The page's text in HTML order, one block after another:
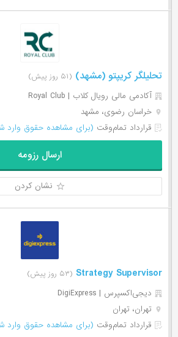
تحلیلگر کریپتو (مشهد) (۵۱ روز پیش)
آکادمی مالی رویال کلاب | Royal Club
خراسان رضوی، مشهد
قرارداد تمام‌وقت (برای مشاهده حقوق وارد
ارسال رزومه
نشان کردن
Strategy Supervisor (۵۳ روز پیش)
دیجی‌اکسپرس | DigiExpress
تهران، تهران
قرارداد تمام‌وقت (برای مشاهده حقوق وارد